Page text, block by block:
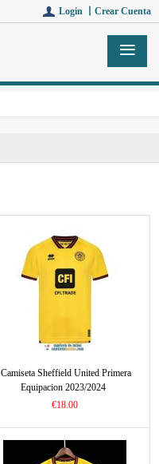
Login 丨 Crear Cuenta
Camiseta Sheffield United Primera
Equipacion 2023/2024
€18.00